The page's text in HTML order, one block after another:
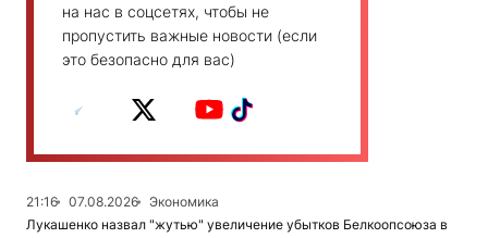
на нас в соцсетях, чтобы не
пропустить важные новости (если
это безопасно для вас)
21:16 07.08.2026
Экономика
Лукашенко назвал "жутью" увеличение убытков Белкоопсоюза в